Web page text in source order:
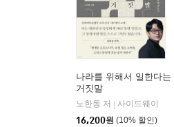
나라를 위해서 일한다는
거짓말
노한동 저
사이드웨이
16,200원 (10% 할인)